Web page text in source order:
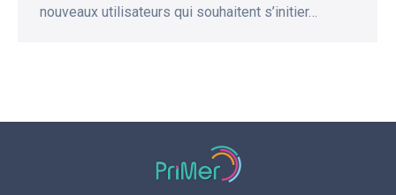
nouveaux utilisateurs qui souhaitent s’initier…